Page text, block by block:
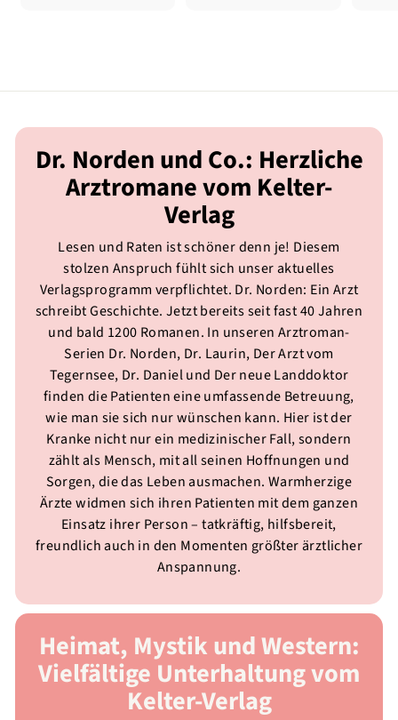
Dr. Norden und Co.: Herzliche
Arztromane vom Kelter-
Verlag
Lesen und Raten ist schöner denn je! Diesem
stolzen Anspruch fühlt sich unser aktuelles
Verlagsprogramm verpflichtet. Dr. Norden: Ein Arzt
schreibt Geschichte. Jetzt bereits seit fast 40 Jahren
und bald 1200 Romanen. In unseren Arztroman-
Serien Dr. Norden, Dr. Laurin, Der Arzt vom
Tegernsee, Dr. Daniel und Der neue Landdoktor
finden die Patienten eine umfassende Betreuung,
wie man sie sich nur wünschen kann. Hier ist der
Kranke nicht nur ein medizinischer Fall, sondern
zählt als Mensch, mit all seinen Hoffnungen und
Sorgen, die das Leben ausmachen. Warmherzige
Ärzte widmen sich ihren Patienten mit dem ganzen
Einsatz ihrer Person – tatkräftig, hilfsbereit,
freundlich auch in den Momenten größter ärztlicher
Anspannung.
Heimat, Mystik und Western:
Vielfältige Unterhaltung vom
Kelter-Verlag